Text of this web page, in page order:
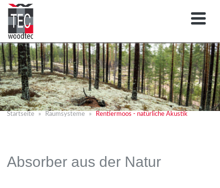
Startseite Raumsysteme Rentiermoos - natürliche Akustik
Absorber aus der Natur